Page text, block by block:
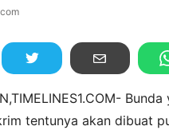
tentunya akan dibuat